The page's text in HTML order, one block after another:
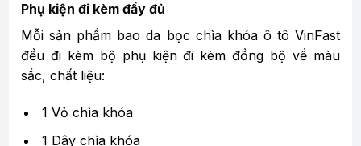
Phụ kiện đi kèm đầy đủ
Mỗi sản phẩm bao da bọc chìa khóa ô tô VinFast
đều đi kèm bộ phụ kiện đi kèm đồng bộ về màu
sắc, chất liệu:
1 Vỏ chìa khóa
1 Dây chìa khóa